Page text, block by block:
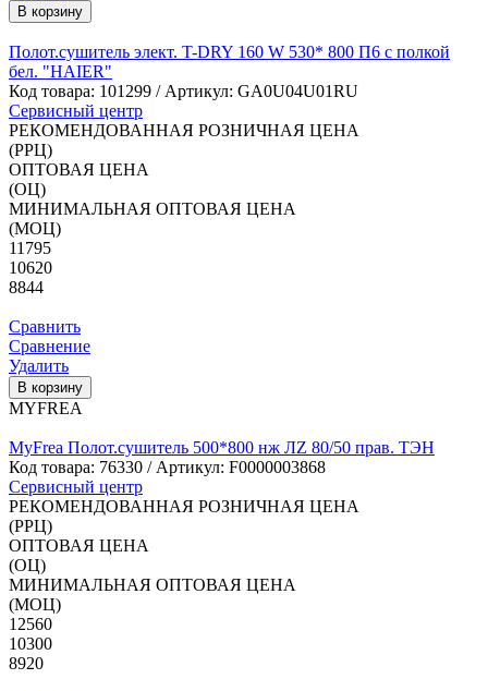
В корзину
Полот.сушитель элект. T-DRY 160 W 530* 800 П6 с полкой
бел. "HAIER"
Код товара: 101299 / Артикул: GA0U04U01RU
Сервисный центр
РЕКОМЕНДОВАННАЯ РОЗНИЧНАЯ ЦЕНА
(РРЦ)
ОПТОВАЯ ЦЕНА
(ОЦ)
МИНИМАЛЬНАЯ ОПТОВАЯ ЦЕНА
(МОЦ)
11795
10620
8844
Сравнить
Сравнение
Удалить
В корзину
MYFREA
MyFrea Полот.сушитель 500*800 нж ЛZ 80/50 прав. ТЭН
Код товара: 76330 / Артикул: F0000003868
Сервисный центр
РЕКОМЕНДОВАННАЯ РОЗНИЧНАЯ ЦЕНА
(РРЦ)
ОПТОВАЯ ЦЕНА
(ОЦ)
МИНИМАЛЬНАЯ ОПТОВАЯ ЦЕНА
(МОЦ)
12560
10300
8920